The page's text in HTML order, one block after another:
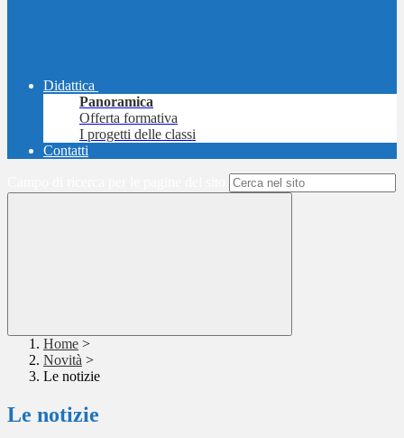
Didattica
Panoramica
Offerta formativa
I progetti delle classi
Contatti
Home >
Novità >
Le notizie
Le notizie